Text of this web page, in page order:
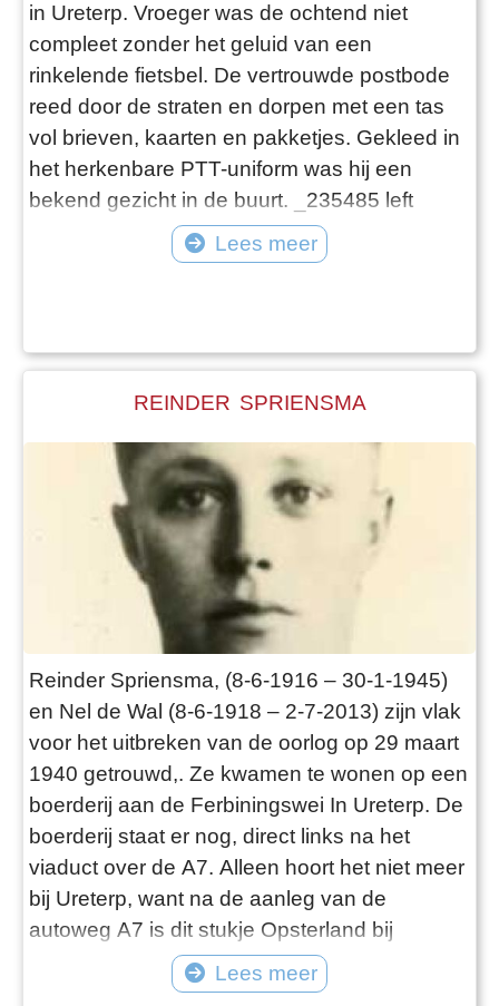
in Ureterp. Vroeger was de ochtend niet
compleet zonder het geluid van een
rinkelende fietsbel. De vertrouwde postbode
reed door de straten en dorpen met een tas
vol brieven, kaarten en pakketjes. Gekleed in
het herkenbare PTT-uniform was hij een
bekend gezicht in de buurt. _235485 left
200px_ Het beroep van postbode genoot veel
aanzien. Hij bracht niet alleen de post, maar
De postbode kende vrijwel iedereen en maa
Lees meer
REINDER SPRIENSMA
Reinder Spriensma, (8-6-1916 – 30-1-1945)
en Nel de Wal (8-6-1918 – 2-7-2013) zijn vlak
voor het uitbreken van de oorlog op 29 maart
1940 getrouwd,. Ze kwamen te wonen op een
boerderij aan de Ferbiningswei In Ureterp. De
boerderij staat er nog, direct links na het
viaduct over de A7. Alleen hoort het niet meer
bij Ureterp, want na de aanleg van de
autoweg A7 is dit stukje Opsterland bij
Smallingerland gevoegd. Hoe het begon In
het verloop van de oorlog moesten steeds
Lees meer